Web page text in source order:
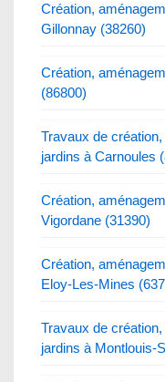
Création,
Gillonnay (38260)
Création,
(86800)
Travaux de
jardins à Carnoules
Création,
Vigordane (31390)
Création,
Eloy-Les-Mines
Travaux de
jardins à Montlouis-